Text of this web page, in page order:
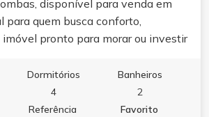
disponível para venda em
para quem busca conforto,
pronto para morar ou investir
conta com 4 dormitórios, sendo 1
ampla área externa com jardim,
cozinha espaçosa e
Dormitórios
4
Banheiros
2
Referência
Favorito